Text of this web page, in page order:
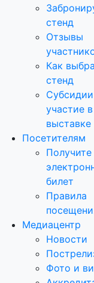
стенд
Отзывы
Как
стенд
участие в
выставке
Посетителям
Получите
билет
Правила
Медиацентр
Новости
Фото и